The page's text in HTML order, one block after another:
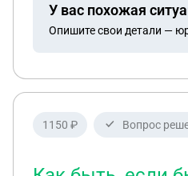
У вас похожая
Опишите свои детали —
1150 ₽ Вопрос